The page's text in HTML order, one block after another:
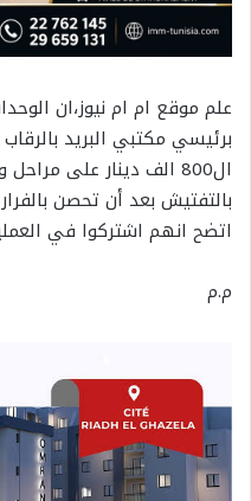
علم موقع ام ام نيوز،ان
برئيسي مكتبي البريد
ال800 الف دينار على
بالتفتيش بعد أن تحصن
اتضح انهم اشتركوا في
م.م